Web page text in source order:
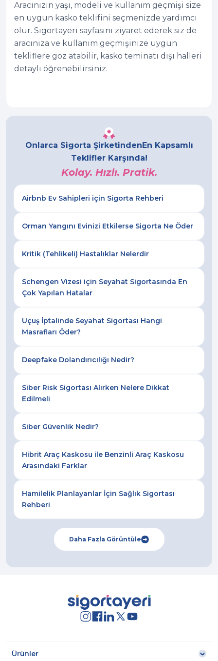
Onlarca Sigorta ŞirketindenEn Kapsamlı
Teklifler Karşında!
Kolay. Hızlı. Pratik.
Airbnb Ev Sahipleri için Sigorta Rehberi
Orman Yangını Evinizi Etkilerse Sigorta Ne Öder
Kritik (Tehlikeli) Hastalıklar Nelerdir
Schengen Vizesi için Seyahat Sigortasında En
Çok Yapılan Hatalar
Uçuş İptalinde Seyahat Sigortası Hangi
Masrafları Öder?
Deepfake Dolandırıcılığı Nedir?
Siber Risk Sigortası Alırken Nelere Dikkat
Edilmeli
Siber Güvenlik Nedir?
Hibrit Araç Kaskosu ile Benzinli Araç Kaskosu
Arasındaki Farklar
Hamilelik Planlayanlar İçin Sağlık Sigortası
Rehberi
Daha Fazla Görüntüle
Aracınızın yaşı, modeli ve kullanım geçmişi size
en uygun kasko teklifini seçmenizde yardımcı
olur. Sigortayeri sayfasını ziyaret ederek siz de
aracınıza ve kullanım geçmişinize uygun
tekliflere göz atabilir, kasko teminatı dışı halleri
detaylı öğrenebilirsiniz.
Ürünler